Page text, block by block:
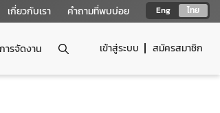
Eng ไทย
เกี่ยวกับเรา คำถามที่พบบ่อย
เข้าสู่ระบบ สมัครสมาชิก
ารจัดงาน